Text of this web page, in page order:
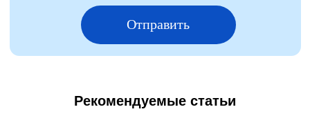
Рекомендуемые статьи